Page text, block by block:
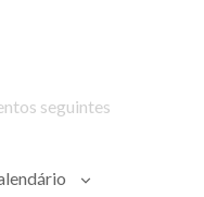
seguintes